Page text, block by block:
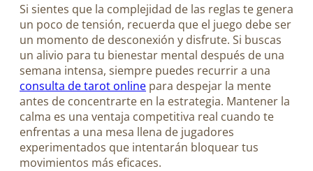
Si sientes que la complejidad de las reglas te genera
un poco de tensión, recuerda que el juego debe ser
un momento de desconexión y disfrute. Si buscas
un alivio para tu bienestar mental después de una
semana intensa, siempre puedes recurrir a una
consulta de tarot online para despejar la mente
antes de concentrarte en la estrategia. Mantener la
calma es una ventaja competitiva real cuando te
enfrentas a una mesa llena de jugadores
experimentados que intentarán bloquear tus
movimientos más eficaces.